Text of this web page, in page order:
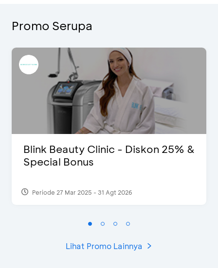
Promo Serupa
Blink Beauty Clinic - Diskon 25% &
Special Bonus
Periode 27 Mar 2025 - 31 Agt 2026
Lihat Promo Lainnya